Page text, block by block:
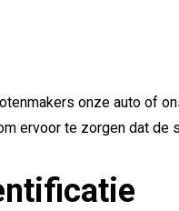
onze auto of
ervoor te zorgen dat de